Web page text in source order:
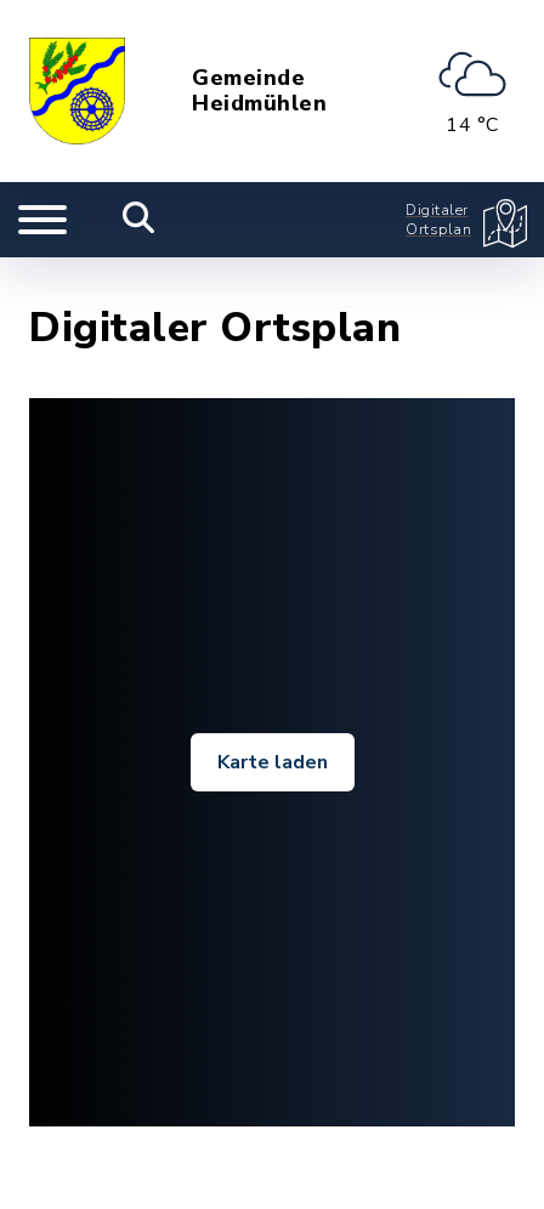
Gemeinde
Heidmühlen
14 °C
Digitaler
Ortsplan
Digitaler Ortsplan
Karte laden